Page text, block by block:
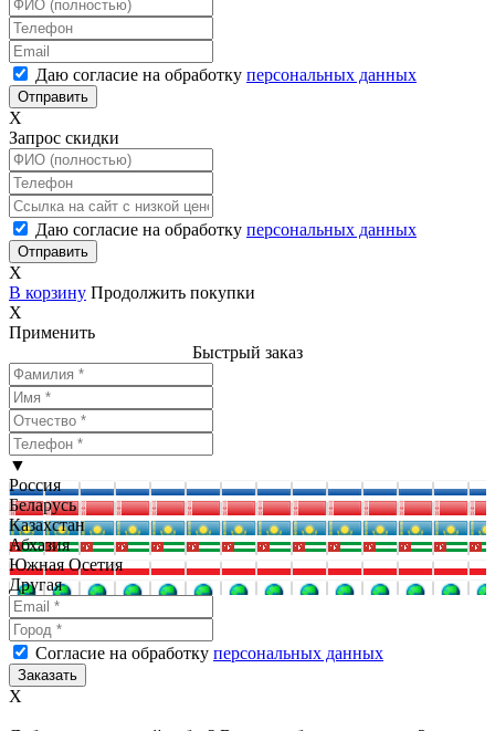
Даю согласие на обработку персональных данных
X
Запрос скидки
Даю согласие на обработку персональных данных
X
В корзину Продолжить покупки
X
Применить
Быстрый заказ
▼
Россия
Беларусь
Казахстан
Абхазия
Южная Осетия
Другая
Согласие на обработку персональных данных
X